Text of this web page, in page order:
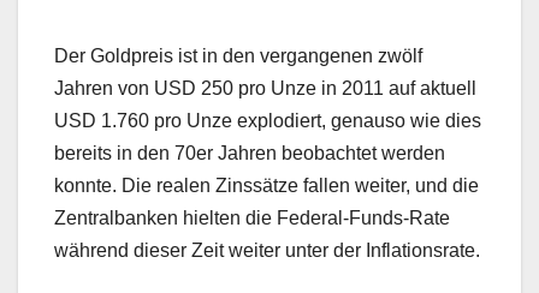
Der Goldpreis ist in den vergangenen zwölf
Jahren von USD 250 pro Unze in 2011 auf aktuell
USD 1.760 pro Unze explodiert, genauso wie dies
bereits in den 70er Jahren beobachtet werden
konnte. Die realen Zinssätze fallen weiter, und die
Zentralbanken hielten die Federal-Funds-Rate
während dieser Zeit weiter unter der Inflationsrate.